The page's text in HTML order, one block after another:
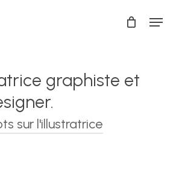
Menu
graphiste et
sur l'illustratrice